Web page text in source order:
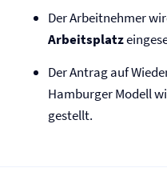
Der Arbeitnehmer
Arbeitsplatz
Der Antrag auf
Hamburger Modell
gestellt.